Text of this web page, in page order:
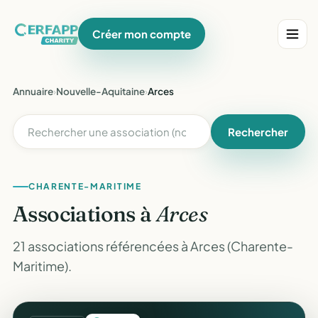
Créer mon compte
Annuaire›Nouvelle-Aquitaine›Arces
Rechercher
CHARENTE-MARITIME
Associations àArces
21 associations référencées à Arces (Charente-
Maritime).